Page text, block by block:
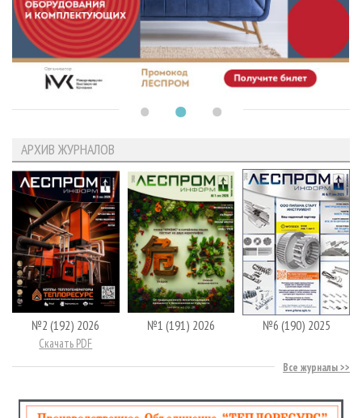
АРХИВ ЖУРНАЛОВ
№2 (192) 2026
Скачать PDF
№1 (191) 2026 №6 (190) 2025
Все журналы